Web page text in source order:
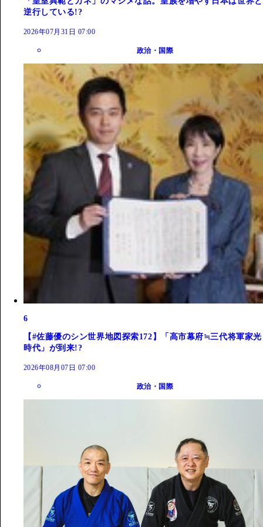
逆行している!?
2026年07月31日 07:00
政治・国際
6
【#佐藤優のシン世界地図探索172】「高市幕府≒三代将軍家光
時代」が到来!?
2026年08月07日 07:00
政治・国際